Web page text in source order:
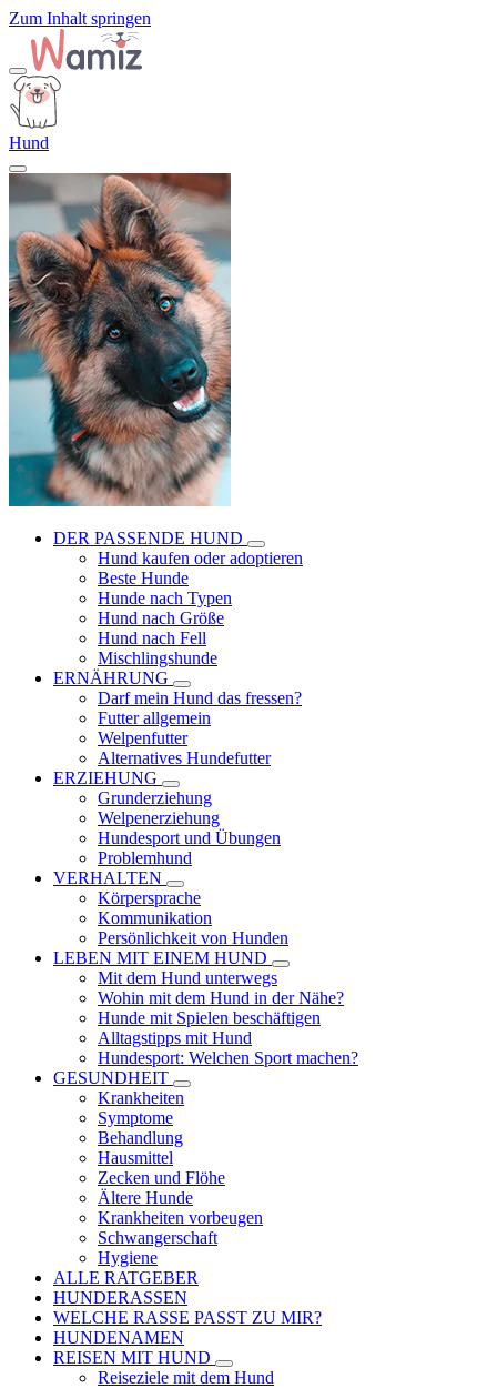
Zum Inhalt springen
Hund
DER PASSENDE HUND
Hund kaufen oder adoptieren
Beste Hunde
Hunde nach Typen
Hund nach Größe
Hund nach Fell
Mischlingshunde
ERNÄHRUNG
Darf mein Hund das fressen?
Futter allgemein
Welpenfutter
Alternatives Hundefutter
ERZIEHUNG
Grunderziehung
Welpenerziehung
Hundesport und Übungen
Problemhund
VERHALTEN
Körpersprache
Kommunikation
Persönlichkeit von Hunden
LEBEN MIT EINEM HUND
Mit dem Hund unterwegs
Wohin mit dem Hund in der Nähe?
Hunde mit Spielen beschäftigen
Alltagstipps mit Hund
Hundesport: Welchen Sport machen?
GESUNDHEIT
Krankheiten
Symptome
Behandlung
Hausmittel
Zecken und Flöhe
Ältere Hunde
Krankheiten vorbeugen
Schwangerschaft
Hygiene
ALLE RATGEBER
HUNDERASSEN
WELCHE RASSE PASST ZU MIR?
HUNDENAMEN
REISEN MIT HUND
Reiseziele mit dem Hund